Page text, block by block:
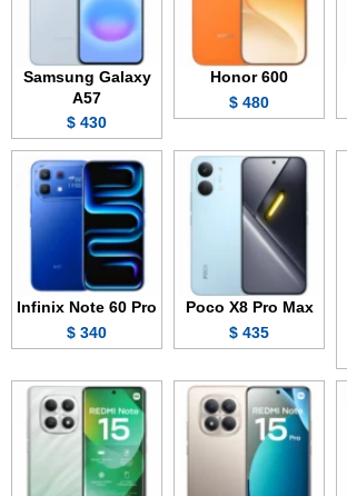
Honor 600
480 $
Samsung Galaxy
A57
430 $
Poco X8 Pro Max
435 $
Infinix Note 60 Pro
340 $